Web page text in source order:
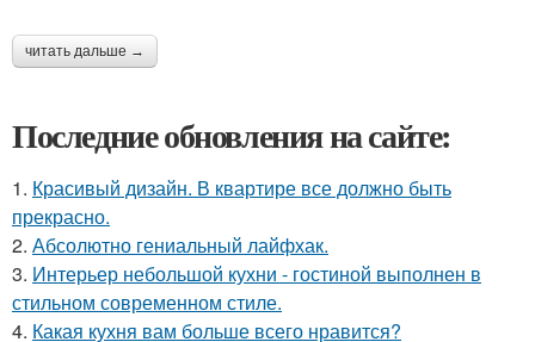
читать дальше →
Последние обновления на сайте:
1. Красивый дизайн. В квартире все должно быть
прекрасно.
2. Абсолютно гениальный лайфхак.
3. Интерьер небольшой кухни - гостиной выполнен в
стильном современном стиле.
4. Какая кухня вам больше всего нравится?